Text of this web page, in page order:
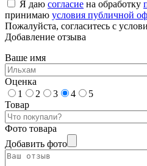
Я даю согласие на обработку
принимаю условия публичной
Пожалуйста, согласитесь с
Добавление отзыва
Ваше имя
Оценка
1
2 3 4
5
Товар
Фото товара
Добавить фото